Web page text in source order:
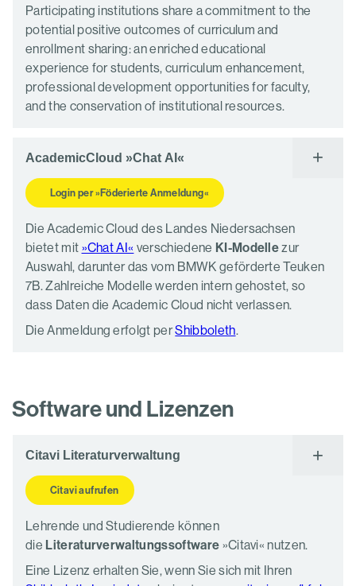
Participating institutions share a commitment to the
potential positive outcomes of curriculum and
enrollment sharing: an enriched educational
experience for students, curriculum enhancement,
professional development opportunities for faculty,
and the conservation of institutional resources.
AcademicCloud »Chat AI«
Login per »Föderierte Anmeldung«
Die Academic Cloud des Landes Niedersachsen
bietet mit »Chat AI« verschiedene KI-Modellezur
Auswahl, darunter das vom BMWK geförderte Teuken
7B. Zahlreiche Modelle werden intern gehostet, so
dass Daten die Academic Cloud nicht verlassen.
Die Anmeldung erfolgt perShibboleth.
Software und Lizenzen
Citavi Literaturverwaltung
Citavi aufrufen
Lehrende und Studierende können
die Literaturverwaltungssoftware »Citavi« nutzen.
Eine Lizenz erhalten Sie, wenn Sie sich mit Ihren